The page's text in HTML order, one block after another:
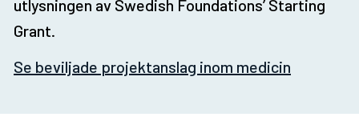
utlysningen av Swedish Foundations’ Starting
Grant.
Se beviljade projektanslag inom medicin